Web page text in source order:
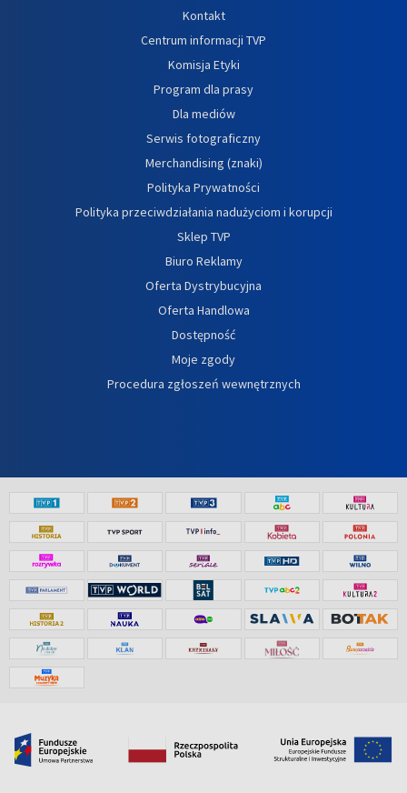
Kontakt
Centrum informacji TVP
Komisja Etyki
Program dla prasy
Dla mediów
Serwis fotograficzny
Merchandising (znaki)
Polityka Prywatności
Polityka przeciwdziałania nadużyciom i korupcji
Sklep TVP
Biuro Reklamy
Oferta Dystrybucyjna
Oferta Handlowa
Dostępność
Moje zgody
Procedura zgłoszeń wewnętrznych